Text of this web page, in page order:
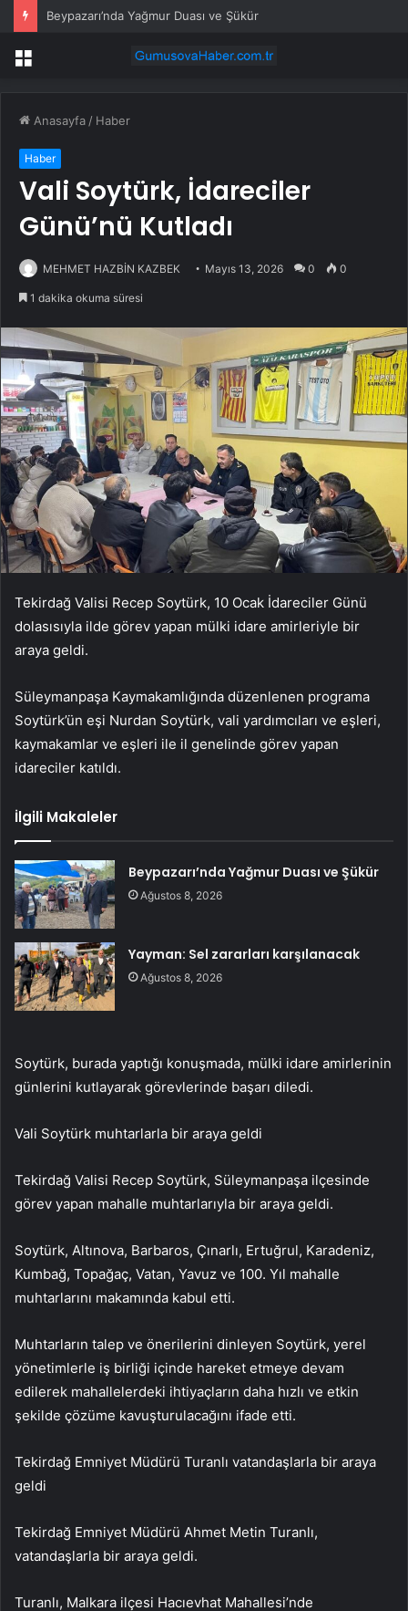
Beypazarı’nda Yağmur Duası ve Şükür
Menü
Anasayfa / Haber
Haber
Vali Soytürk, İdareciler
Günü’nü Kutladı
MEHMET HAZBİN KAZBEK Mayıs 13, 2026 0 0
1 dakika okuma süresi
Tekirdağ Valisi Recep Soytürk, 10 Ocak İdareciler Günü
dolasısıyla ilde görev yapan mülki idare amirleriyle bir
araya geldi.
Süleymanpaşa Kaymakamlığında düzenlenen programa
Soytürk’ün eşi Nurdan Soytürk, vali yardımcıları ve eşleri,
kaymakamlar ve eşleri ile il genelinde görev yapan
idareciler katıldı.
İlgili Makaleler
Beypazarı’nda Yağmur Duası ve Şükür
Ağustos 8, 2026
Yayman: Sel zararları karşılanacak
Ağustos 8, 2026
Soytürk, burada yaptığı konuşmada, mülki idare amirlerinin
günlerini kutlayarak görevlerinde başarı diledi.
Vali Soytürk muhtarlarla bir araya geldi
Tekirdağ Valisi Recep Soytürk, Süleymanpaşa ilçesinde
görev yapan mahalle muhtarlarıyla bir araya geldi.
Soytürk, Altınova, Barbaros, Çınarlı, Ertuğrul, Karadeniz,
Kumbağ, Topağaç, Vatan, Yavuz ve 100. Yıl mahalle
muhtarlarını makamında kabul etti.
Muhtarların talep ve önerilerini dinleyen Soytürk, yerel
yönetimlerle iş birliği içinde hareket etmeye devam
edilerek mahallelerdeki ihtiyaçların daha hızlı ve etkin
şekilde çözüme kavuşturulacağını ifade etti.
Tekirdağ Emniyet Müdürü Turanlı vatandaşlarla bir araya
geldi
Tekirdağ Emniyet Müdürü Ahmet Metin Turanlı,
vatandaşlarla bir araya geldi.
Turanlı, Malkara ilçesi Hacıevhat Mahallesi’nde